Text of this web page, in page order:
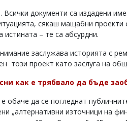
документи са издадени
сякаш мащабни
истината – те са абсурдни.
заслужава историята с
този проект като заслуга на
как е трябвало да бъде
обаче да се погледнат
„алтернативни източници на